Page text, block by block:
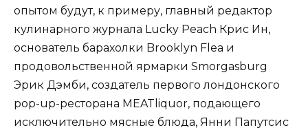
опытом будут, к примеру, главный редактор
кулинарного журнала Lucky Peach Крис Ин,
основатель барахолки Brooklyn Flea и
продовольственной ярмарки Smorgasburg
Эрик Дэмби, создатель первого лондонского
pop-up-ресторана MEATliquor, подающего
исключительно мясные блюда, Янни Папутсис